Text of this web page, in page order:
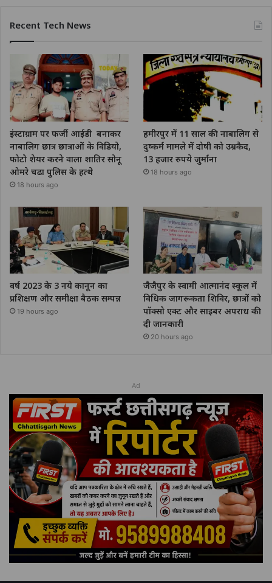
Recent Tech News
इंस्टाग्राम पर फर्जी आईडी बनाकर
नाबालिग छात्र छात्राओं के विडियो,
फोटो शेयर करने वाला शातिर सोनू
ओमरे चढा पुलिस के हत्थे
18 hours ago
हमीरपुर में 11 साल की नाबालिग से
दुष्कर्म मामले में दोषी को उम्रकैद,
13 हजार रुपये जुर्माना
18 hours ago
वर्ष 2023 के 3 नये कानून का
प्रशिक्षण और समीक्षा बैठक सम्पन्न
19 hours ago
जैजैपुर के स्वामी आत्मानंद स्कूल में
विधिक जागरूकता शिविर, छात्रों को
पॉक्सो एक्ट और साइबर अपराध की
दी जानकारी
20 hours ago
Ad